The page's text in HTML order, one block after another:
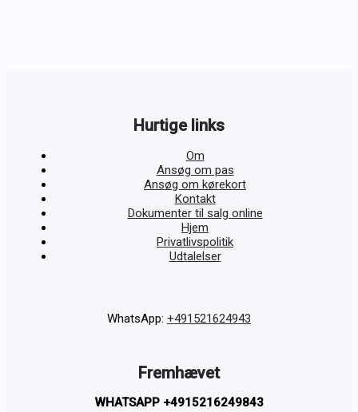
Hurtige links
Om
Ansøg om pas
Ansøg om kørekort
Kontakt
Dokumenter til salg online
Hjem
Privatlivspolitik
Udtalelser
WhatsApp: +491521624943
Fremhævet
WHATSAPP +4915216249843